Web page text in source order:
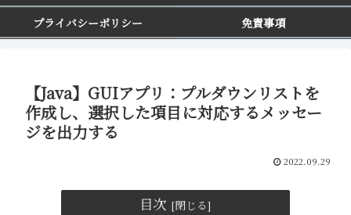
プライバシーポリシー
免責事項
【Java】GUIアプリ：プルダウンリストを
作成し、選択した項目に対応するメッセー
ジを出力する
2022.09.29
目次